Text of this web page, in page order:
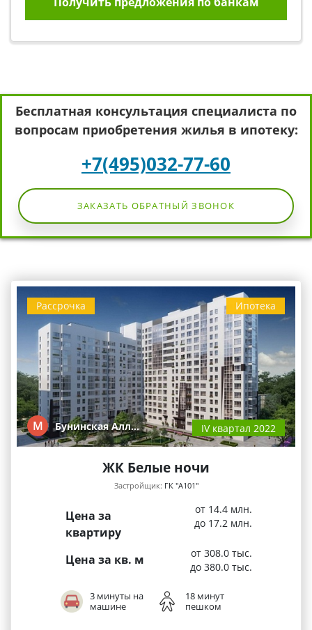
Бесплатная консультация специалиста по
вопросам приобретения жилья в ипотеку:
+7(495)032-77-60
ЗАКАЗАТЬ ОБРАТНЫЙ ЗВОНОК
Ипотека
Рассрочка
М Бунинская Алл… IV квартал 2022
ЖК Белые ночи
Застройщик: ГК "А101"
Цена за
квартиру
от 14.4 млн.
до 17.2 млн.
Цена за кв. м
от 308.0 тыс.
до 380.0 тыс.
3 минуты на
машине
18 минут
пешком